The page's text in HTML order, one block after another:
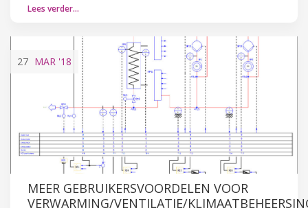
Lees verder…
27 MAR '18
MEER GEBRUIKERSVOORDELEN VOOR
VERWARMING/VENTILATIE/